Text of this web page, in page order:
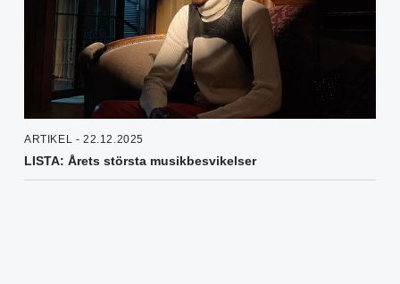
ARTIKEL - 22.12.2025
LISTA: Årets största musikbesvikelser